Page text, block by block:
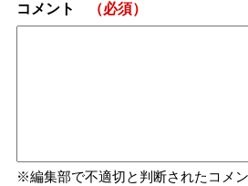
コメント （必須）
編集部で不適切と判断されたコメ